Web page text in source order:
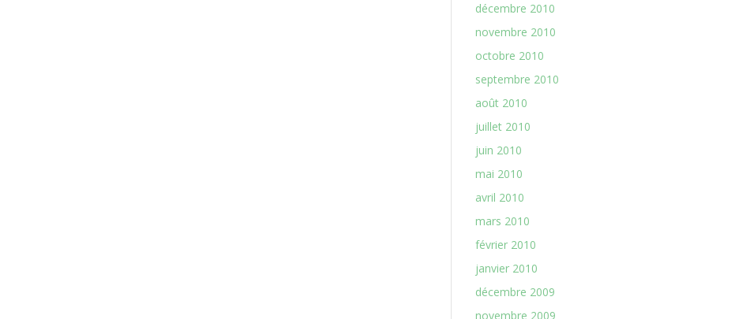
décembre 2010
novembre 2010
octobre 2010
septembre 2010
août 2010
juillet 2010
juin 2010
mai 2010
avril 2010
mars 2010
février 2010
janvier 2010
décembre 2009
novembre 2009